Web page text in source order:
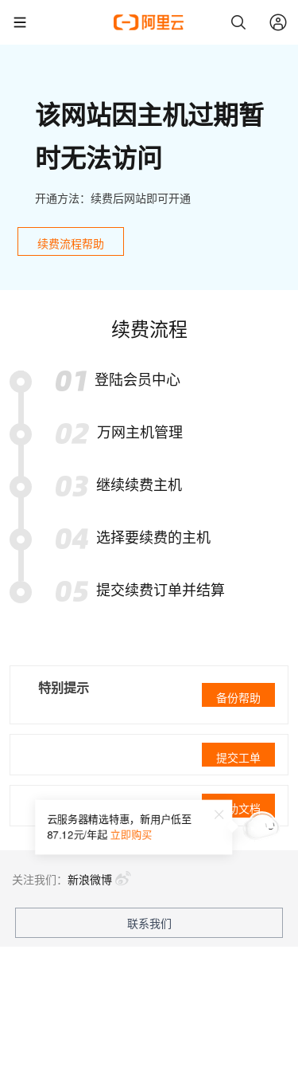
该网站因主机过期暂
时无法访问
开通方法：续费后网站即可开通
续费流程帮助
续费流程
登陆会员中心
万网主机管理
继续续费主机
选择要续费的主机
提交续费订单并结算
特别提示
备份帮助
提交工单
帮助文档
云服务器精选特惠，新用户低至
87.12元/年起 立即购买